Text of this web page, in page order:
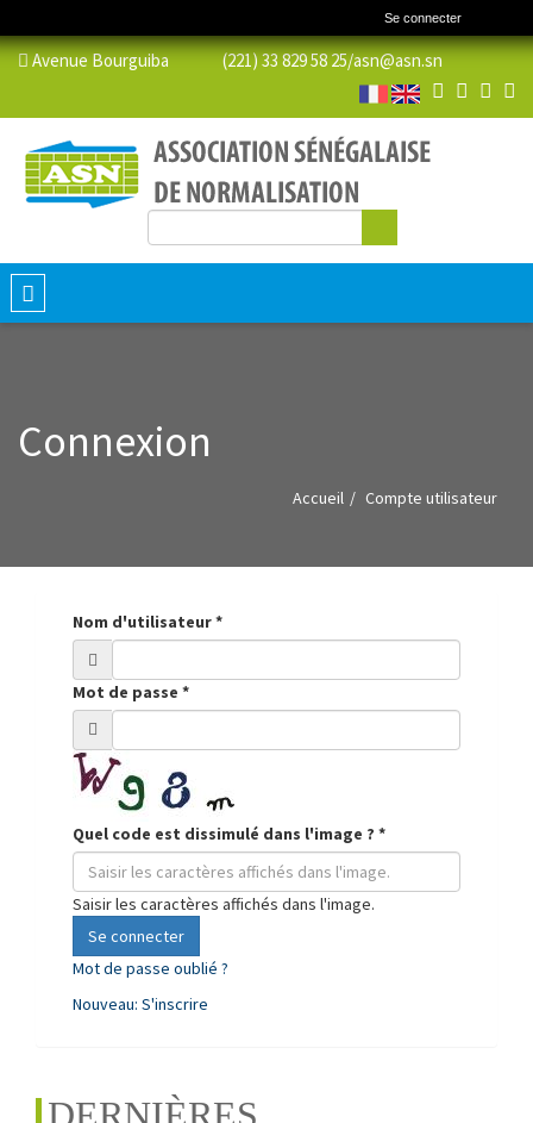
Se connecter
Avenue Bourguiba (221) 33 829 58 25/asn@asn.sn
Formulaire de recherche
Toggle
navigation
Connexion
Accueil Compte utilisateur
Nom d'utilisateur*
Mot de passe *
Quel code est dissimulé dans l'image ? *
Saisir les caractères affichés dans l'image.
Se connecter
Mot de passe oublié ?
Nouveau: S'inscrire